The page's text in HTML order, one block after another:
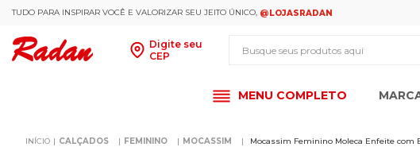
TUDO PARA INSPIRAR VOCÊ E VALORIZAR SEU JEITO ÚNICO, @LOJASRADAN
Digite seu
CEP
MENU COMPLETO
CALÇADOS FEMININO MOCASSIM Mocassim Feminino Moleca Enfeite com